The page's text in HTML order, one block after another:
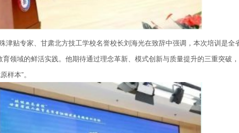
津贴专家、甘肃北方技工学校名誉校长刘海光在致辞中强调，本次培训是全
领域的鲜活实践。他期待通过理念革新、模式创新与质量提升的三重突破
样本”。